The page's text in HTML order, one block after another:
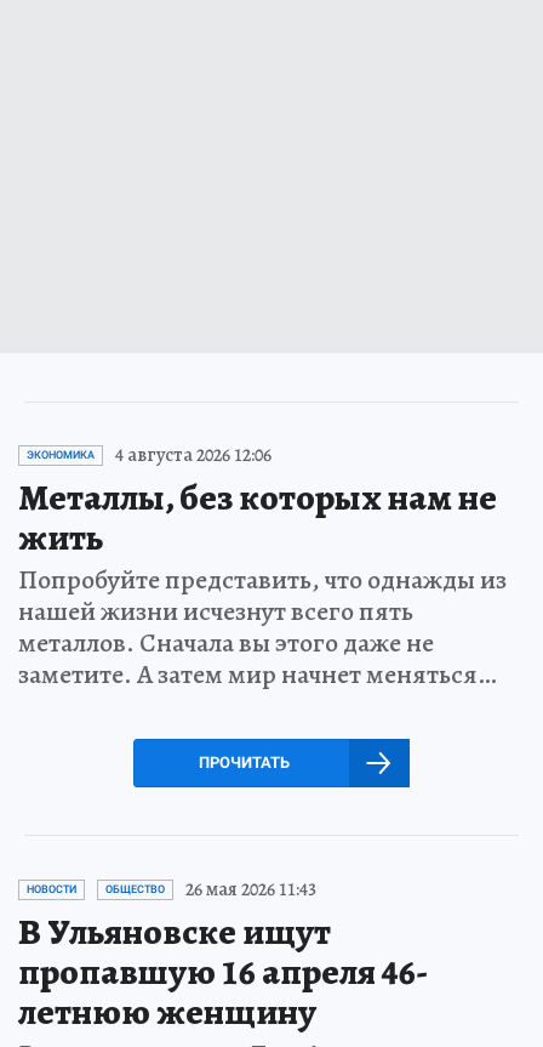
ЭКОНОМИКА 4 августа 2026 12:06
Металлы, без которых нам не
жить
Попробуйте представить, что однажды из
нашей жизни исчезнут всего пять
металлов. Сначала вы этого даже не
заметите. А затем мир начнет меняться…
ПРОЧИТАТЬ
НОВОСТИ ОБЩЕСТВО 26 мая 2026 11:43
В Ульяновске ищут
пропавшую 16 апреля 46-
летнюю женщину